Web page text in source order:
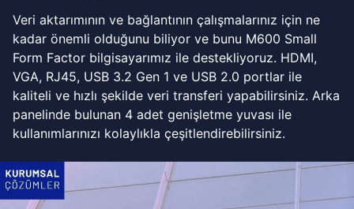
Veri aktarımının ve bağlantının çalışmalarınız için ne
kadar önemli olduğunu biliyor ve bunu M600 Small
Form Factor bilgisayarımız ile destekliyoruz. HDMI,
VGA, RJ45, USB 3.2 Gen 1 ve USB 2.0 portlar ile
kaliteli ve hızlı şekilde veri transferi yapabilirsiniz. Arka
panelinde bulunan 4 adet genişletme yuvası ile
kullanımlarınızı kolaylıkla çeşitlendirebilirsiniz.